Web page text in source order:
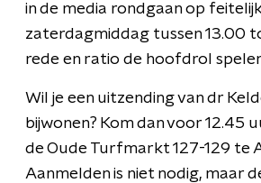
in de media rondgaan op
zaterdagmiddag tussen 13.00
rede en ratio de hoofdrol
Wil je een uitzending van dr
bijwonen? Kom dan voor 12.45
de Oude Turfmarkt 127-129 te
Aanmelden is niet nodig, maar